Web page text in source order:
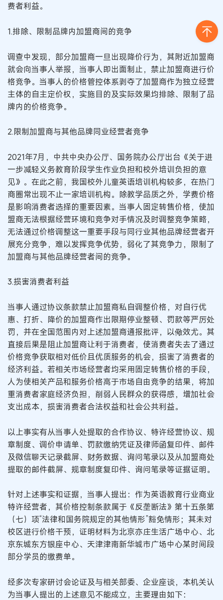
费者利益。
1.排除、限制品牌内加盟商间的竞争
调查中发现，部分加盟商一旦出现降价行为，其附近加盟商
就会向当事人举报，当事人即出面制止，禁止加盟商进行价
格竞争。当事人的价格管控体系剥夺了加盟商作为独立经营
主体的自主定价权，实施目的及实际效果均排除、限制了品
牌内的价格竞争。
2.限制加盟商与其他品牌同业经营者竞争
2021年7月，中共中央办公厅、国务院办公厅出台《关于进
一步减轻义务教育阶段学生作业负担和校外培训负担的意
见》。在此之前，我国校外儿童英语培训机构较多，在热门
商圈常出现不止一家培训机构。除教学品质之外，学费价格
是影响消费者选择的重要因素。当事人固定转售价格，使加
盟商无法根据经营环境和竞争对手情况及时调整竞争策略，
无法通过价格调整这一重要手段与同行业其他品牌经营者开
展充分竞争，难以发挥竞争优势，弱化了其竞争力，限制了
加盟商与其他品牌经营者间的竞争。
3.损害消费者利益
当事人通过协议条款禁止加盟商私自调整价格，对自行优
惠、打折、降价的加盟商作出限期停业整顿、罚款等严厉处
罚，并在全国范围内对上述加盟商通报批评，以儆效尤。其
直接后果是阻止加盟商让利于消费者，使消费者失去了通过
价格竞争获取相对低价且优质服务的机会，损害了消费者的
经济利益。若相关市场经营者均采用固定转售价格的手段，
人为使相关产品和服务价格高于市场自由竞争的结果，将加
重消费者家庭经济负担，削弱人民群众的获得感，增加社会
支出成本，损害消费者合法权益和社会公共利益。
以上事实有从当事人处提取的合作协议、特许经营协议、规
章制度、调价申请单、罚款缴纳凭证及律师函复印件、邮件
及微信聊天记录截屏、财务数据、询问笔录以及从加盟商处
提取的邮件截屏、规章制度复印件、询问笔录等证据证明。
针对上述事实和证据，当事人提出：作为英语教育行业商业
特许经营者，其价格控制条款属于《反垄断法》第十五条第
（七）项“法律和国务院规定的其他情形”豁免情形；其未对
校区进行价格干预，证明材料为北京亦庄生活广场中心、北
京东城东方银座中心、天津津南新华城市广场中心某时间段
部分学员的缴费单。
经多次专家研讨会论证及与相关部委、企业座谈，本机关认
为当事人提出的上述意见不能成立，主要理由如下：